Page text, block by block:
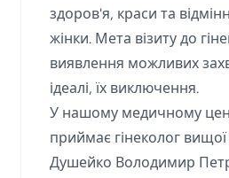
здоров'я, краси та
жінки. Мета візиту до
виявлення можливих
ідеалі, їх виключення.
У нашому медичному
приймає гінеколог вищої
Душейко Володимир